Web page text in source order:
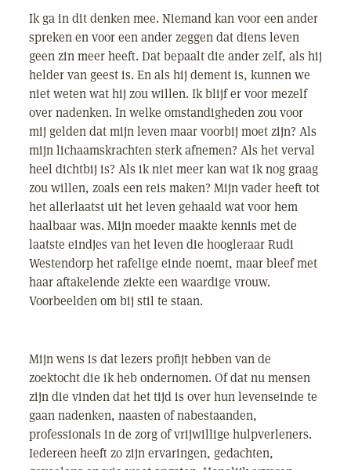
Ik ga in dit denken mee. Niemand kan voor een ander
spreken en voor een ander zeggen dat diens leven
geen zin meer heeft. Dat bepaalt die ander zelf, als hij
helder van geest is. En als hij dement is, kunnen we
niet weten wat hij zou willen. Ik blijf er voor mezelf
over nadenken. In welke omstandigheden zou voor
mij gelden dat mijn leven maar voorbij moet zijn? Als
mijn lichaamskrachten sterk afnemen? Als het verval
heel dichtbij is? Als ik niet meer kan wat ik nog graag
zou willen, zoals een reis maken? Mijn vader heeft tot
het allerlaatst uit het leven gehaald wat voor hem
haalbaar was. Mijn moeder maakte kennis met de
laatste eindjes van het leven die hoogleraar Rudi
Westendorp het rafelige einde noemt, maar bleef met
haar aftakelende ziekte een waardige vrouw.
Voorbeelden om bij stil te staan.
Mijn wens is dat lezers profijt hebben van de
zoektocht die ik heb ondernomen. Of dat nu mensen
zijn die vinden dat het tijd is over hun levenseinde te
gaan nadenken, naasten of nabestaanden,
professionals in de zorg of vrijwillige hulpverleners.
Iedereen heeft zo zijn ervaringen, gedachten,